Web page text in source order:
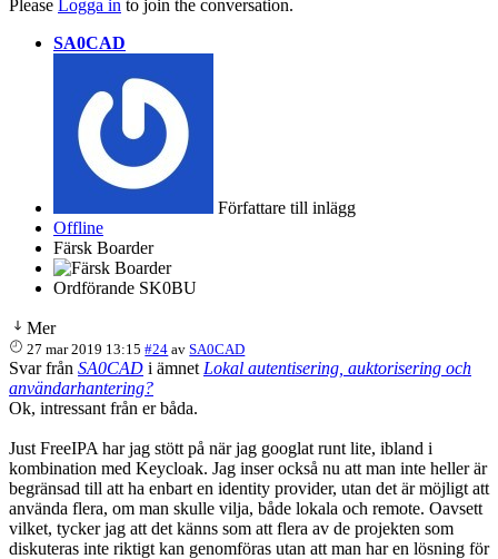
Please Logga in to join the conversation.
SA0CAD
Författare till inlägg
Offline
Färsk Boarder
Ordförande SK0BU
Mer
27 mar 2019 13:15 #24 avSA0CAD
Svar från SA0CAD i ämnet Lokal autentisering, auktorisering och
användarhantering?
Ok, intressant från er båda.
Just FreeIPA har jag stött på när jag googlat runt lite, ibland i
kombination med Keycloak. Jag inser också nu att man inte heller är
begränsad till att ha enbart en identity provider, utan det är möjligt att
använda flera, om man skulle vilja, både lokala och remote. Oavsett
vilket, tycker jag att det känns som att flera av de projekten som
diskuteras inte riktigt kan genomföras utan att man har en lösning för